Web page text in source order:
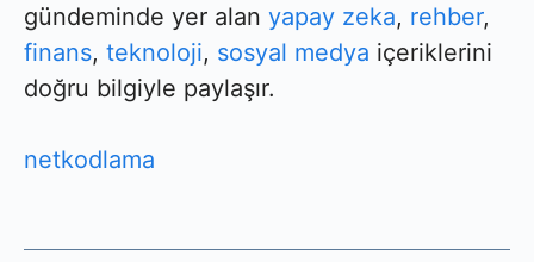
gündeminde yer alan yapay zeka, rehber,
finans, teknoloji, sosyal medya içeriklerini
doğru bilgiyle paylaşır.
netkodlama